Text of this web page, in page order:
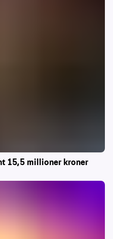
15,5 millioner kroner